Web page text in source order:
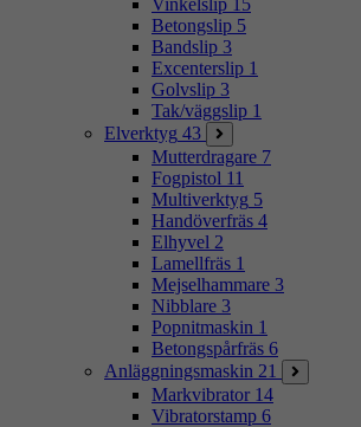
Vinkelslip 15
Betongslip 5
Bandslip 3
Excenterslip 1
Golvslip 3
Tak/väggslip 1
Elverktyg 43
Mutterdragare 7
Fogpistol 11
Multiverktyg 5
Handöverfräs 4
Elhyvel 2
Lamellfräs 1
Mejselhammare 3
Nibblare 3
Popnitmaskin 1
Betongspårfräs 6
Anläggningsmaskin 21
Markvibrator 14
Vibratorstamp 6